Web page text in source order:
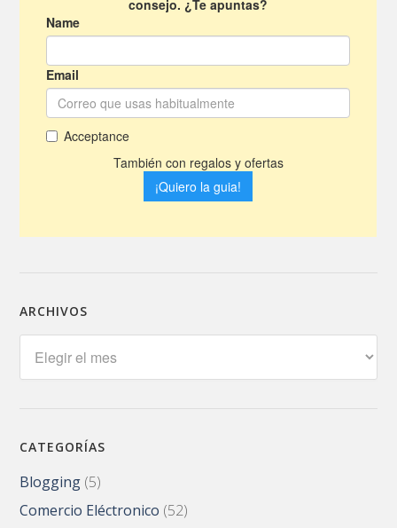
ARCHIVOS
CATEGORÍAS
Blogging (5)
Comercio Eléctronico (52)